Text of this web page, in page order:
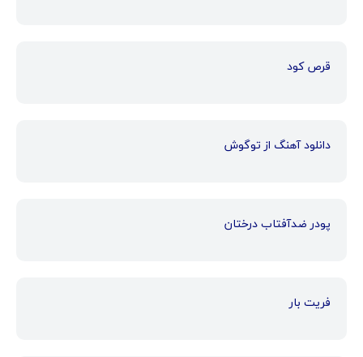
قرص کود
دانلود آهنگ از توگوش
پودر ضدآفتاب درختان
فریت بار